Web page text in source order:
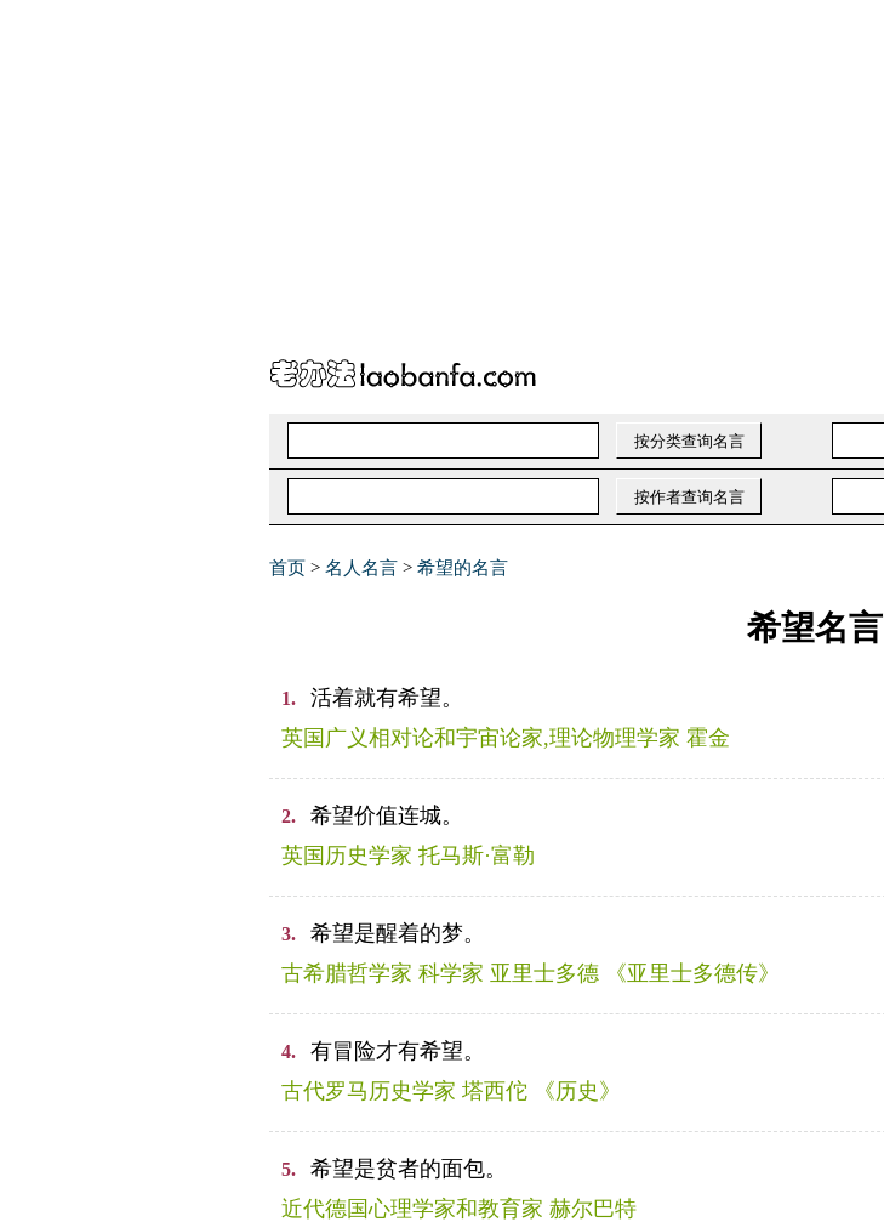
首页 > 名人名言 > 希望的名言
希望名言
1.
活着就有希望。
英国广义相对论和宇宙论家,理论物理学家 霍金
2.
希望价值连城。
英国历史学家 托马斯·富勒
3.
希望是醒着的梦。
古希腊哲学家 科学家 亚里士多德 《亚里士多德传》
4.
有冒险才有希望。
古代罗马历史学家 塔西佗 《历史》
5.
希望是贫者的面包。
近代德国心理学家和教育家 赫尔巴特